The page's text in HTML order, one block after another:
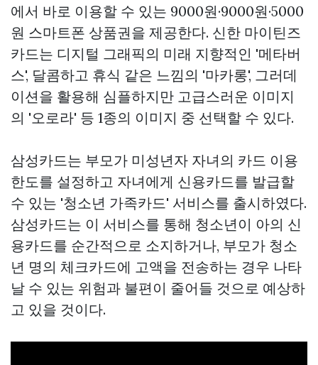
에서 바로 이용할 수 있는 9000원·9000원·5000
원 스마트폰 상품권을 제공한다. 신한 마이틴즈
카드는 디지털 그래픽의 미래 지향적인 '메타버
스', 달콤하고 휴식 같은 느낌의 '마카롱', 그러데
이션을 활용해 심플하지만 고급스러운 이미지
의 '오로라' 등 1종의 이미지 중 선택할 수 있다.
삼성카드는 부모가 미성년자 자녀의 카드 이용
한도를 설정하고 자녀에게 신용카드를 발급할
수 있는 '청소년 가족카드' 서비스를 출시하였다.
삼성카드는 이 서비스를 통해 청소년이 아의 신
용카드를 순간적으로 소지하거나, 부모가 청소
년 명의 체크카드에 고액을 전송하는 경우 나타
날 수 있는 위험과 불편이 줄어들 것으로 예상하
고 있을 것이다.